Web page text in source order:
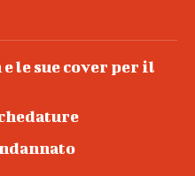
le sue cover per il